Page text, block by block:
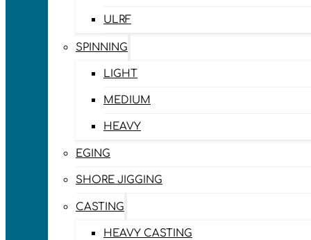
ULRF
SPINNING
LIGHT
MEDIUM
HEAVY
EGING
SHORE JIGGING
CASTING
HEAVY CASTING